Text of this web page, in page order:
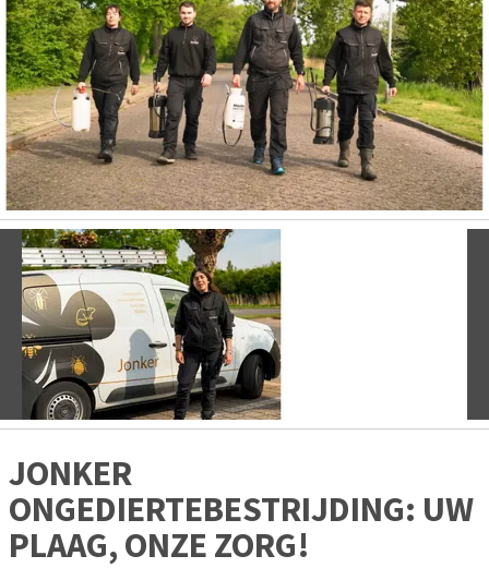
Vorige
JONKER
ONGEDIERTEBESTRIJDING: UW
PLAAG, ONZE ZORG!